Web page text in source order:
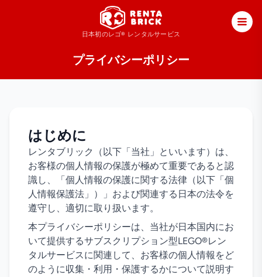
日本初のレゴ® レンタルサービス
プライバシーポリシー
はじめに
レンタブリック（以下「当社」といいます）は、
お客様の個人情報の保護が極めて重要であると認
識し、「個人情報の保護に関する法律（以下「個
人情報保護法」）」および関連する日本の法令を
遵守し、適切に取り扱います。
本プライバシーポリシーは、当社が日本国内にお
いて提供するサブスクリプション型LEGO®レン
タルサービスに関連して、お客様の個人情報をど
のように収集・利用・保護するかについて説明す